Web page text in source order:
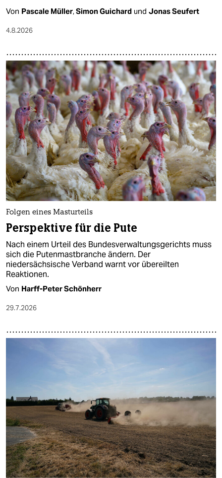
Von Pascale Müller,Simon Guichard und Jonas Seufert
4.8.2026
Folgen eines Masturteils
Perspektive für die Pute
Nach einem Urteil des Bundesverwaltungsgerichts muss
sich die Putenmastbranche ändern. Der
niedersächsische Verband warnt vor übereilten
Reaktionen.
Von Harff-Peter Schönherr
29.7.2026